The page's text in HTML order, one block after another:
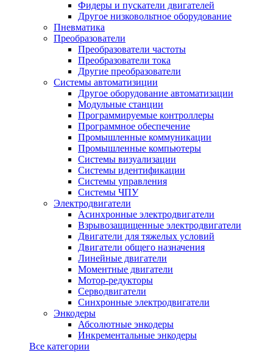
Фидеры и пускатели двигателей
Другое низковольтное оборудование
Пневматика
Преобразователи
Преобразователи частоты
Преобразователи тока
Другие преобразователи
Системы автоматизиции
Другое оборудование автоматизации
Модульные станции
Программируемые контроллеры
Программное обеспечение
Промышленные коммуникации
Промышленные компьютеры
Системы визуализации
Системы идентификации
Системы управления
Системы ЧПУ
Электродвигатели
Асинхронные электродвигатели
Взрывозащищенные электродвигатели
Двигатели для тяжелых условий
Двигатели общего назначения
Линейные двигатели
Моментные двигатели
Мотор-редукторы
Серводвигатели
Синхронные электродвигатели
Энкодеры
Абсолютные энкодеры
Инкрементальные энкодеры
Все категории